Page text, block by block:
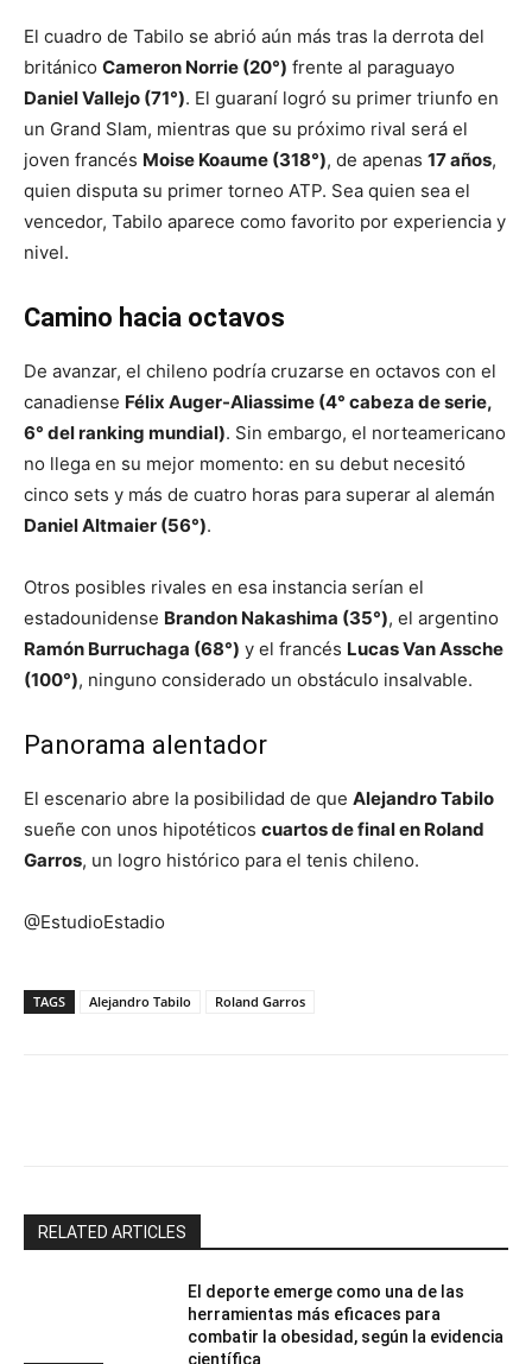
El cuadro de Tabilo se abrió aún más tras la derrota del
británico Cameron Norrie (20°) frente al paraguayo
Daniel Vallejo (71°). El guaraní logró su primer triunfo en
un Grand Slam, mientras que su próximo rival será el
joven francés Moise Koaume (318°), de apenas 17 años,
quien disputa su primer torneo ATP. Sea quien sea el
vencedor, Tabilo aparece como favorito por experiencia y
nivel.
Camino hacia octavos
De avanzar, el chileno podría cruzarse en octavos con el
canadiense Félix Auger-Aliassime (4° cabeza de serie,
6° del ranking mundial). Sin embargo, el norteamericano
no llega en su mejor momento: en su debut necesitó
cinco sets y más de cuatro horas para superar al alemán
Daniel Altmaier (56°).
Otros posibles rivales en esa instancia serían el
estadounidense Brandon Nakashima (35°), el argentino
Ramón Burruchaga (68°) y el francés Lucas Van Assche
(100°), ninguno considerado un obstáculo insalvable.
Panorama alentador
El escenario abre la posibilidad de que Alejandro Tabilo
sueñe con unos hipotéticos cuartos de final en Roland
Garros, un logro histórico para el tenis chileno.
@EstudioEstadio
TAGS Alejandro Tabilo Roland Garros
RELATED ARTICLES
El deporte emerge como una de las
herramientas más eficaces para
combatir la obesidad, según la evidencia
científica